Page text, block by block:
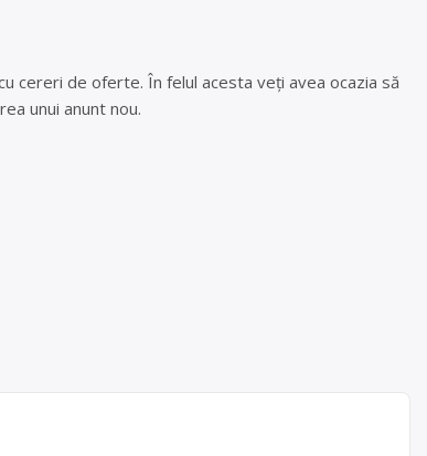
cereri de oferte. În felul acesta veți avea ocazia să
unui anunt nou.